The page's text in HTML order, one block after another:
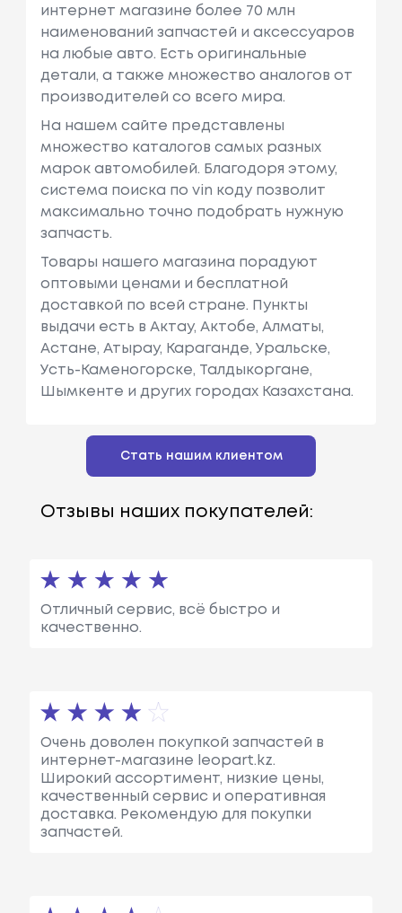
интернет магазине более 70 млн
наименований запчастей и аксессуаров
на любые авто. Есть оригинальные
детали, а также множество аналогов от
производителей со всего мира.
На нашем сайте представлены
множество каталогов самых разных
марок автомобилей. Благодоря этому,
система поиска по vin коду позволит
максимально точно подобрать нужную
запчасть.
Товары нашего магазина порадуют
оптовыми ценами и бесплатной
доставкой по всей стране. Пункты
выдачи есть в Актау, Актобе, Алматы,
Астане, Атырау, Караганде, Уральске,
Усть-Каменогорске, Талдыкоргане,
Шымкенте и других городах Казахстана.
Стать нашим клиентом
Отзывы наших покупателей:
Отличный сервис, всё быстро и
качественно.
Очень доволен покупкой запчастей в
интернет-магазине leopart.kz.
Широкий ассортимент, низкие цены,
качественный сервис и оперативная
доставка. Рекомендую для покупки
запчастей.